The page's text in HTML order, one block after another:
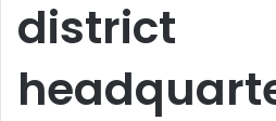
district